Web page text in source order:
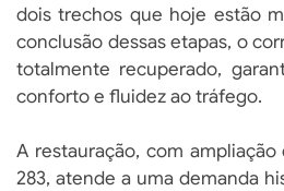
dois trechos que hoje estão
conclusão dessas etapas, o
totalmente recuperado,
conforto e fluidez ao tráfego.
A restauração, com
283, atende a uma demanda